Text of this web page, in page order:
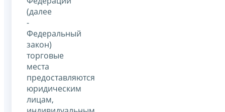
(далее
-
Федеральный
закон)
торговые
места
предоставляются
юридическим
лицам,